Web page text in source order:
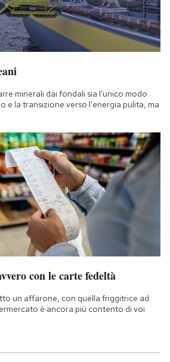
minerali dai fondali sia l'unico modo
e la transizione verso l'energia pulita, ma
con le carte fedeltà
un affarone, con quella friggitrice ad
è ancora più contento di voi